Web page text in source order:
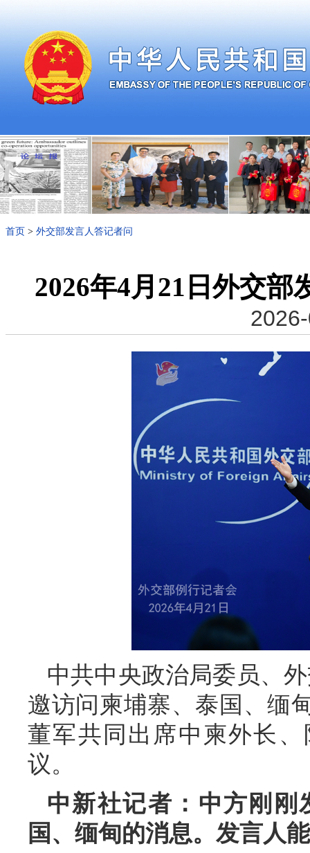
首页 > 外交部发言人答记者问
2026年4月21日外交
中共中央政治局委员、
邀访问柬埔寨、泰国、缅
董军共同出席中柬外长
议。
中新社记者：中方刚刚
国、缅甸的消息。发言人